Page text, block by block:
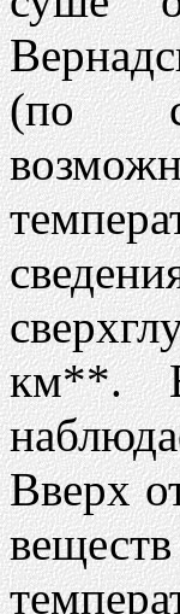
(по
км**. В
Вверх